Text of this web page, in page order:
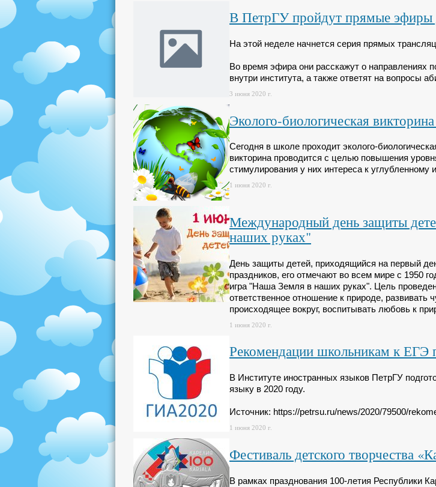
В ПетрГУ пройдут прямые эфиры
На этой неделе начнется серия прямых
Во время эфира они расскажут о направлениях
внутри института, а также ответят на вопросы
3 июня 2020 г.
Эколого-биологическая
Сегодня в школе проходит эколого-
викторина проводится с целью повышения
стимулирования у них интереса к
1 июня 2020 г.
Международный день защиты
наших руках"
День защиты детей, приходящийся на первый
праздников, его отмечают во всем мире с 1950
игра "Наша Земля в наших руках". Цель
ответственное отношение к природе, развивать
происходящее вокруг, воспитывать любовь к
1 июня 2020 г.
Рекомендации школьникам к ЕГЭ
В Институте иностранных языков ПетрГУ
языку в 2020 году.
Источник: https://petrsu.ru/news/2020/79500/
1 июня 2020 г.
Фестиваль детского творчества
В рамках празднования 100-летия